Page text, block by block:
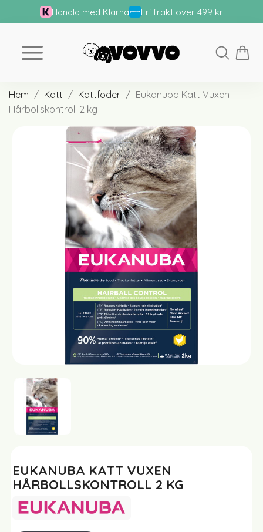
Handla med Klarna Fri frakt över 499 kr
Hem Katt Kattfoder
Eukanuba Katt Vuxen
Hårbollskontroll 2 kg
EUKANUBA KATT VUXEN
HÅRBOLLSKONTROLL 2 KG